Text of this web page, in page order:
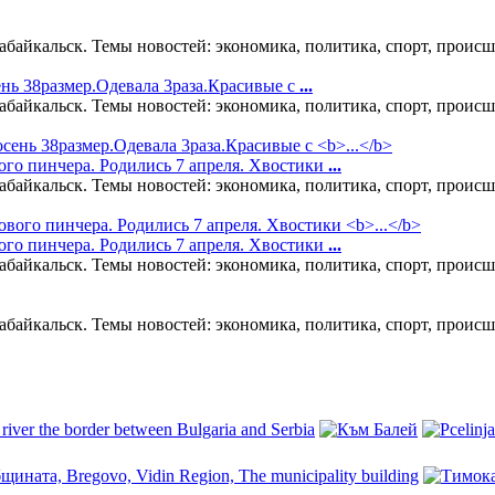
Темы новостей: экономика, политика, спорт,
38размер.Одевала 3раза.Красивые с ...
Темы новостей: экономика, политика, спорт,
пинчера. Родились 7 апреля. Хвостики ...
Темы новостей: экономика, политика, спорт,
пинчера. Родились 7 апреля. Хвостики ...
Темы новостей: экономика, политика, спорт,
Темы новостей: экономика, политика, спорт,